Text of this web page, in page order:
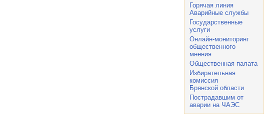
Горячая линия
Аварийные службы
Государственные
услуги
Онлайн-мониторинг
общественного
мнения
Общественная палата
Избирательная
комиссия
Брянской области
Пострадавшим от
аварии на ЧАЭС